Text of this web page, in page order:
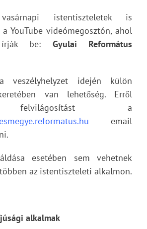
istentiszteletek is
YouTube videómegosztón, ahol
írják be: Gyulai Református
veszélyhelyzet idején külön
van lehetőség. Erről
felvilágosítást a
email
esetében sem vehetnek
az istentiszteleti alkalmon.
alkalmak